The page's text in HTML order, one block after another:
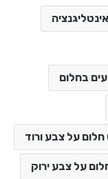
אינטליגנציה
בחלום
חלום על צבע ורוד
על צבע ירוק